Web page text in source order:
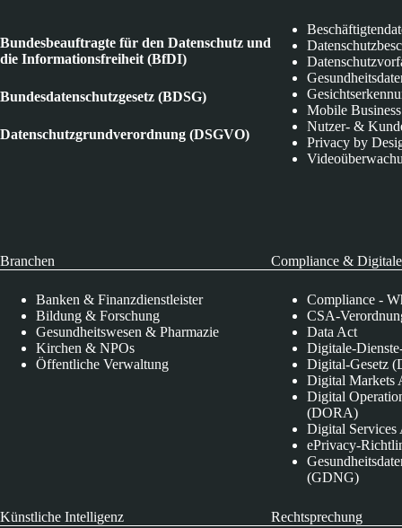
Bundesbeauftragte für den Datenschutz und
die Informationsfreiheit (BfDI)
Bundesdatenschutzgesetz (BDSG)
Datenschutzgrundverordnung (DSGVO)
Mobile Business
Nutzer- &
Privacy by
Branchen
Banken & Finanzdienstleister
Bildung & Forschung
Gesundheitswesen & Pharmazie
Kirchen & NPOs
Öffentliche Verwaltung
Compliance &
Compliance -
CSA-
Data Act
Digitale-
Digital-Gesetz
Digital Markets
Digital
(DORA)
Digital
ePrivacy-
(GDNG)
Künstliche Intelligenz Rechtsprechung